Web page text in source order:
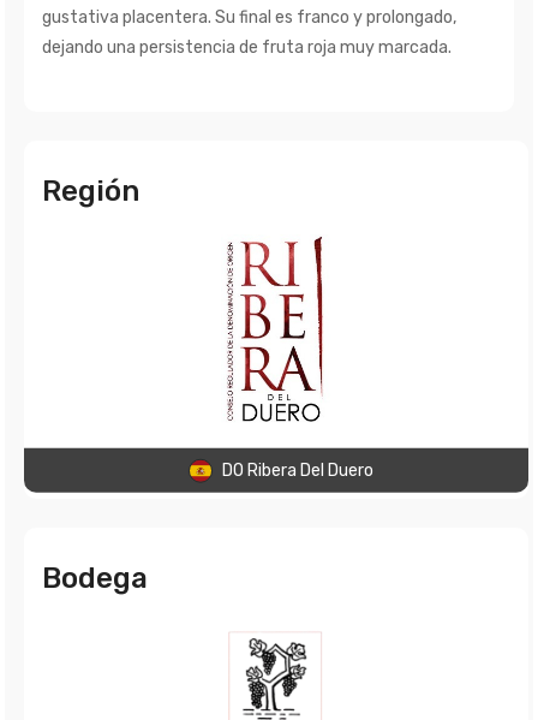
gustativa placentera. Su final es franco y prolongado,
dejando una persistencia de fruta roja muy marcada.
Región
DO Ribera Del Duero
Bodega